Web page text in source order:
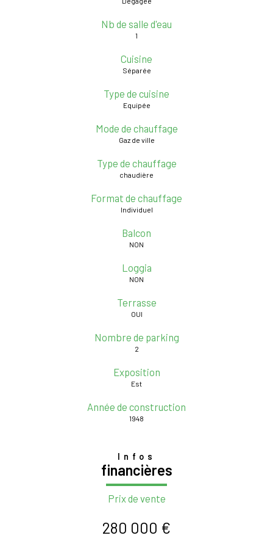
Nb de salle d'eau
1
Cuisine
Séparée
Type de cuisine
Equipée
Mode de chauffage
Gaz de ville
Type de chauffage
chaudière
Format de chauffage
Individuel
Balcon
NON
Loggia
NON
Terrasse
OUI
Nombre de parking
2
Exposition
Est
Année de construction
1948
Infos
financières
Prix de vente
280 000 €